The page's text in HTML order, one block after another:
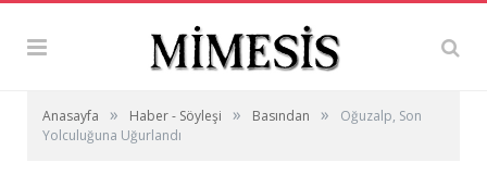
Anasayfa » Haber - Söyleşi » Basından »
Oğuzalp, Son
Yolculuğuna Uğurlandı